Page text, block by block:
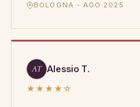
BOLOGNA - AGO 2025
AT Alessio T.
★★★★☆